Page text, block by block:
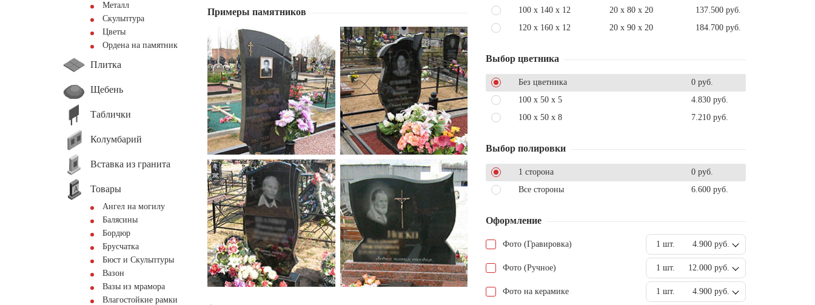
Металл
Скульптура
Цветы
Ордена на памятник
Плитка
Щебень
Таблички
Колумбарий
Вставка из гранита
Товары
Ангел на могилу
Балясины
Бордюр
Брусчатка
Бюст и Скульптуры
Вазон
Вазы из мрамора
Влагостойкие рамки
Примеры памятников
100 x 140 x 12
20 x 80 x 20
137.500 руб.
120 x 160 x 12
20 x 90 x 20 184.700 руб.
Выбор цветника
Без цветника
0 руб.
100 x 50 x 5
4.830 руб.
100 x 50 x 8
7.210 руб.
Выбор полировки
1 сторона
0 руб.
Все стороны
6.600 руб.
Оформление
Фото (Гравировка) 1 шт. 4.900 руб.
Фото (Ручное) 1 шт. 12.000 руб.
Фото на керамике 1 шт. 4.900 руб.